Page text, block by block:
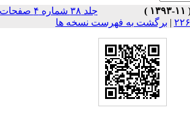
جلد ۳۸ شماره ۴ صفحات
|برگشت به فهرست نسخه ها